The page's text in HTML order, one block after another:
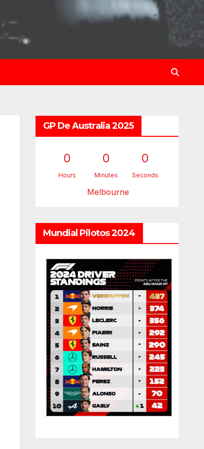
GP De Australia 2025
0
Hours
0
Minutes
0
Seconds
Melbourne
Mundial Pilotos 2024